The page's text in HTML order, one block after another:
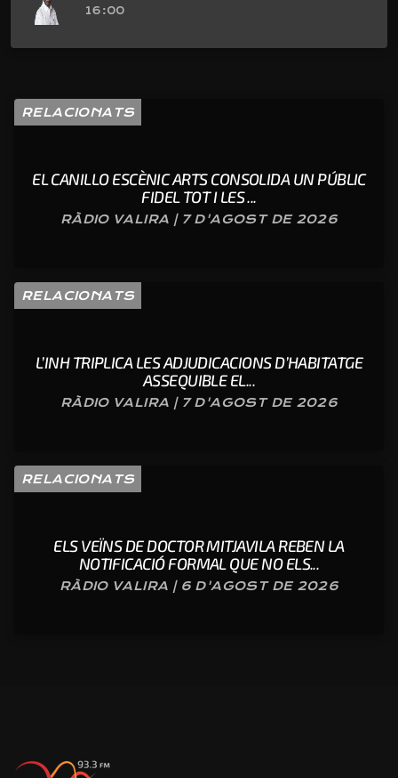
16:00
RELACIONATS
EL CANILLO ESCÈNIC ARTS CONSOLIDA UN PÚBLIC
FIDEL TOT I LES ...
RÀDIO VALIRA | 7 D'AGOST DE 2026
RELACIONATS
L’INH TRIPLICA LES ADJUDICACIONS D’HABITATGE
ASSEQUIBLE EL...
RÀDIO VALIRA | 7 D'AGOST DE 2026
RELACIONATS
ELS VEÏNS DE DOCTOR MITJAVILA REBEN LA
NOTIFICACIÓ FORMAL QUE NO ELS...
RÀDIO VALIRA | 6 D'AGOST DE 2026